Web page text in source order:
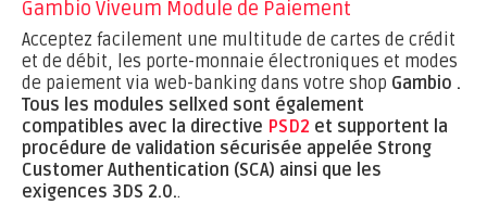
Gambio Viveum Module de Paiement
Acceptez facilement une multitude de cartes de crédit
et de débit, les porte-monnaie électroniques et modes
de paiement via web-banking dans votre shop Gambio .
Tous les modules sellxed sont également
compatibles avec la directive PSD2 et supportent la
procédure de validation sécurisée appelée Strong
Customer Authentication (SCA) ainsi que les
exigences 3DS 2.0..